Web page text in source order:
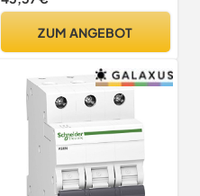
ZUM ANGEBOT